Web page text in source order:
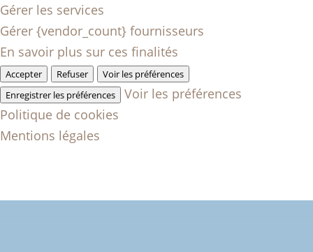
Gérer les services
Gérer {vendor_count} fournisseurs
En savoir plus sur ces finalités
Accepter Refuser
Voir les préférences
Enregistrer les préférences
Voir les préférences
Politique de cookies
Mentions légales